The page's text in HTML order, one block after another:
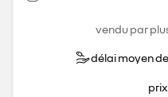
vendu par
délai moyen